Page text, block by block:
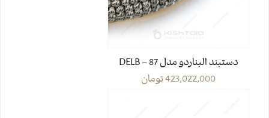
دستبند البناردو مدل DELB – 87
423,022,000تومان